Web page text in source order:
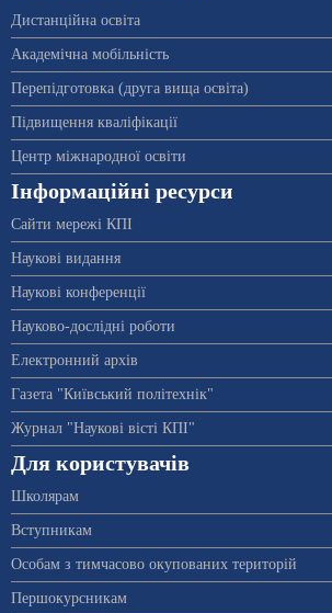
Дистанційна освіта
Академічна мобільність
Перепідготовка (друга вища освіта)
Підвищення кваліфікації
Центр міжнародної освіти
Інформаційні ресурси
Сайти мережі КПІ
Наукові видання
Наукові конференції
Науково-дослідні роботи
Електронний архів
Газета "Київський політехнік"
Журнал "Наукові вісті КПІ"
Для користувачів
Школярам
Вступникам
Особам з тимчасово окупованих територій
Першокурсникам